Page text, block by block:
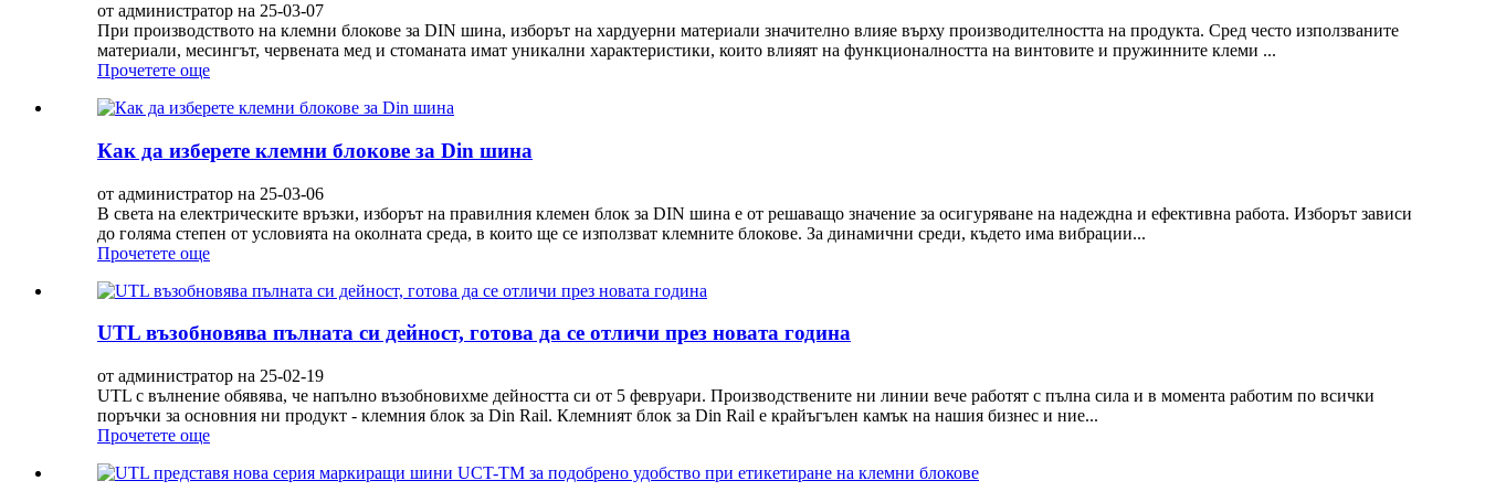
от администратор на 25-03-07
При производството на клемни блокове за DIN шина, изборът на хардуерни материали значително влияе върху производителността на продукта. Сред често използваните
материали, месингът, червената мед и стоманата имат уникални характеристики, които влияят на функционалността на винтовите и пружинните клеми ...
Прочетете още
Как да изберете клемни блокове за Din шина
от администратор на 25-03-06
В света на електрическите връзки, изборът на правилния клемен блок за DIN шина е от решаващо значение за осигуряване на надеждна и ефективна работа. Изборът зависи
до голяма степен от условията на околната среда, в които ще се използват клемните блокове. За динамични среди, където има вибрации...
Прочетете още
UTL възобновява пълната си дейност, готова да се отличи през новата година
от администратор на 25-02-19
UTL с вълнение обявява, че напълно възобновихме дейността си от 5 февруари. Производствените ни линии вече работят с пълна сила и в момента работим по всички
поръчки за основния ни продукт - клемния блок за Din Rail. Клемният блок за Din Rail е крайъгълен камък на нашия бизнес и ние...
Прочетете още